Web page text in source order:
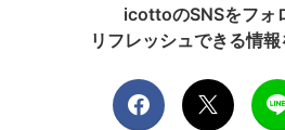
2日目
icottoのSNSをフォ
リフレッシュできる情